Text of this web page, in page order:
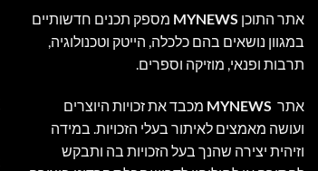
אתר התוכן MYNEWS מספק תכנים חדשותיים
במגוון נושאים בהם כלכלה, הייטק וטכנולוגיה,
תרבות ופנאי, מוזיקה וספרים.
אתר MYNEWS מכבד את זכויות היוצרים
ועושה מאמצים לאיתור בעלי הזכויות. במידה
וזיהית יצירה שהנך בעל הזכויות בה ותבקש